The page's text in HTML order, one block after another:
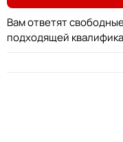
Вам ответят
подходящей